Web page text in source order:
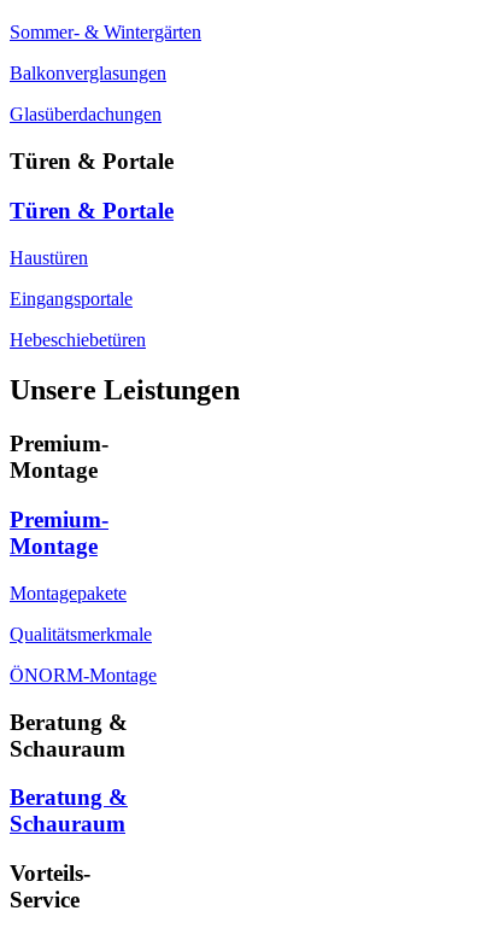
Sommer- & Wintergärten
Balkonverglasungen
Glasüberdachungen
Türen & Portale
Türen & Portale
Haustüren
Eingangsportale
Hebeschiebetüren
Unsere Leistungen
Premium-
Montage
Premium-
Montage
Montagepakete
Qualitätsmerkmale
ÖNORM-Montage
Beratung &
Schauraum
Beratung &
Schauraum
Vorteils-
Service